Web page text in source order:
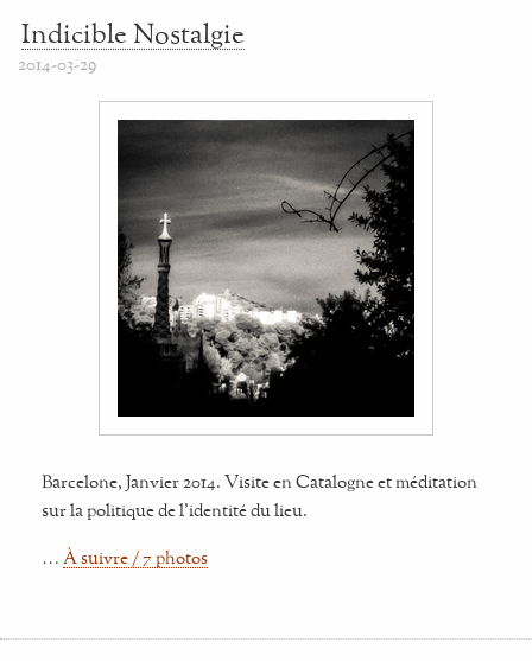
Indicible Nostalgie
2014-03-29
Barcelone, Janvier 2014. Visite en Catalogne et méditation
sur la politique de l'identité du lieu.
… À suivre / 7 photos